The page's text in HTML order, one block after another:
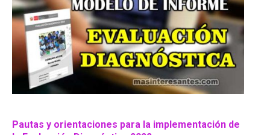
Pautas y orientaciones para la implementación de